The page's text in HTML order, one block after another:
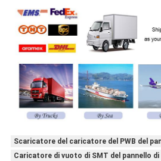
Scaricatore del caricatore del PWB del
Caricatore di vuoto di SMT del pannello